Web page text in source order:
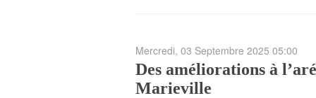
Mercredi, 03 Septembre 2025 05:00
Des améliorations à
Marieville